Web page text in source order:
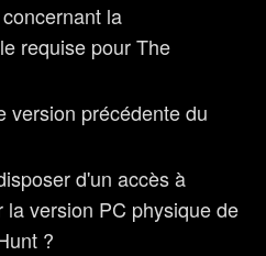
la
requise pour The
version précédente du
d'un accès à
la version PC physique de
?